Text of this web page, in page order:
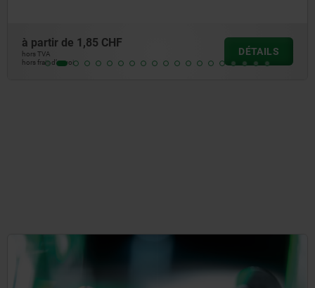
à partir de
hors frais d’envoi